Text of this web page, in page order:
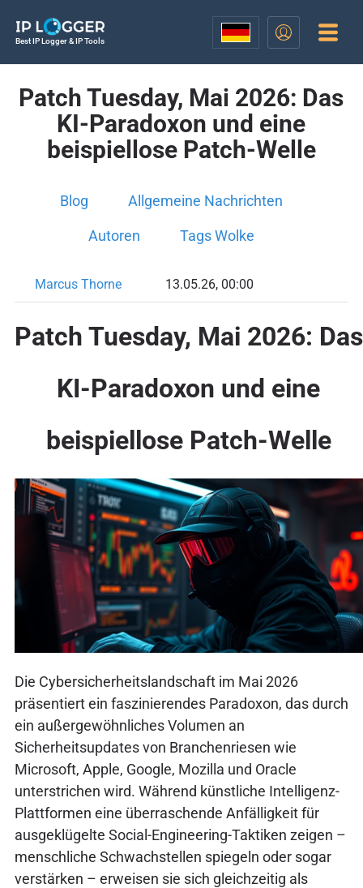
Best IP Logger & IP Tools
Patch Tuesday, Mai 2026: Das
KI-Paradoxon und eine
beispiellose Patch-Welle
Blog Allgemeine Nachrichten
Autoren Tags Wolke
Marcus Thorne 13.05.26, 00:00
Patch Tuesday, Mai 2026: Das
KI-Paradoxon und eine
beispiellose Patch-Welle
Die Cybersicherheitslandschaft im Mai 2026
präsentiert ein faszinierendes Paradoxon, das durch
ein außergewöhnliches Volumen an
Sicherheitsupdates von Branchenriesen wie
Microsoft, Apple, Google, Mozilla und Oracle
unterstrichen wird. Während künstliche Intelligenz-
Plattformen eine überraschende Anfälligkeit für
ausgeklügelte Social-Engineering-Taktiken zeigen –
menschliche Schwachstellen spiegeln oder sogar
verstärken – erweisen sie sich gleichzeitig als